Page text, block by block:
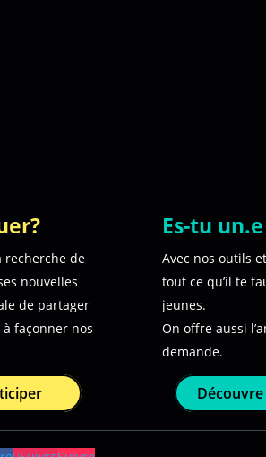
recherche de
nouvelles
de partager
façonner nos
Es-tu
Avec nos outils
tout ce qu’il te
jeunes.
On offre aussi
demande.